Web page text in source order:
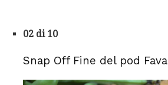
02 di 10
Snap Off Fine del pod Fava